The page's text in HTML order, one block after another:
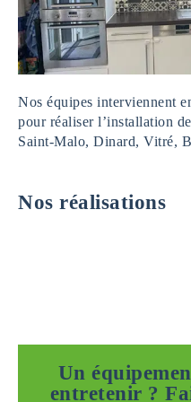
Nos équipes interviennent
pour réaliser l’installation
Saint-Malo, Dinard, Vitré,
Nos réalisations
Un
entretenir ?